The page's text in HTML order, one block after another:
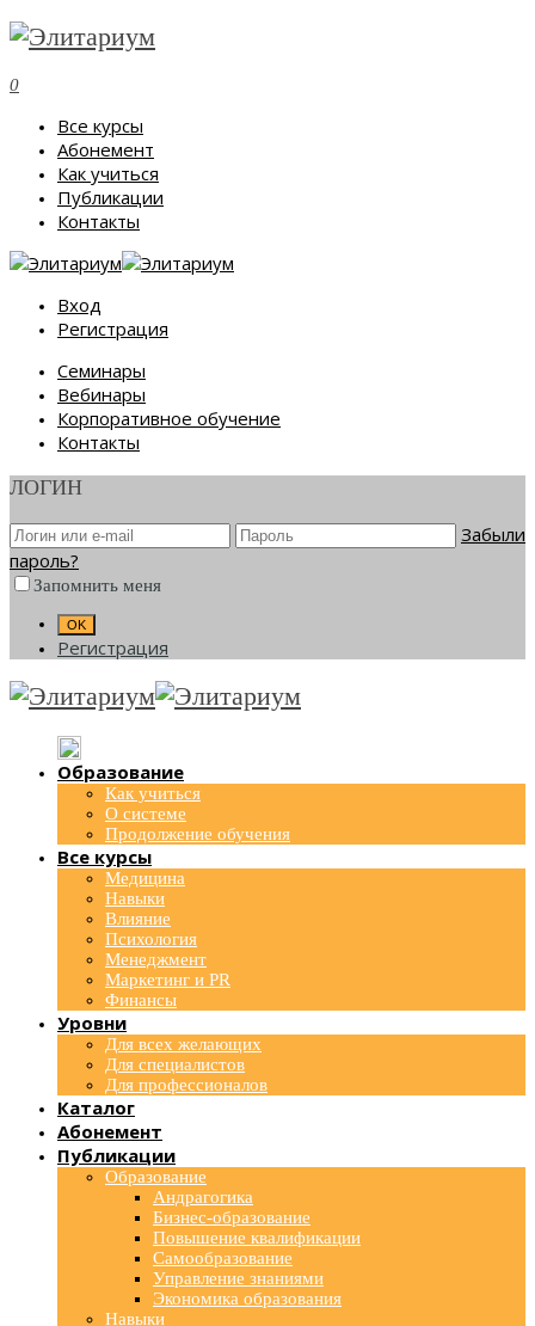
0
Все курсы
Абонемент
Как учиться
Публикации
Контакты
Вход
Регистрация
Семинары
Вебинары
Корпоративное обучение
Контакты
ЛОГИН
Забыли
пароль?
Запомнить меня
Регистрация
Образование
Как учиться
О системе
Продолжение обучения
Все курсы
Медицина
Навыки
Влияние
Психология
Менеджмент
Маркетинг и PR
Финансы
Уровни
Для всех желающих
Для специалистов
Для профессионалов
Каталог
Абонемент
Публикации
Образование
Андрагогика
Бизнес-образование
Повышение квалификации
Самообразование
Управление знаниями
Экономика образования
Навыки